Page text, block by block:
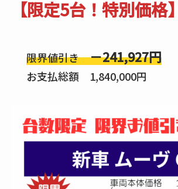
【限定5台！特別価格】
限界値引き－241,927円
お支払総額 1,840,000円